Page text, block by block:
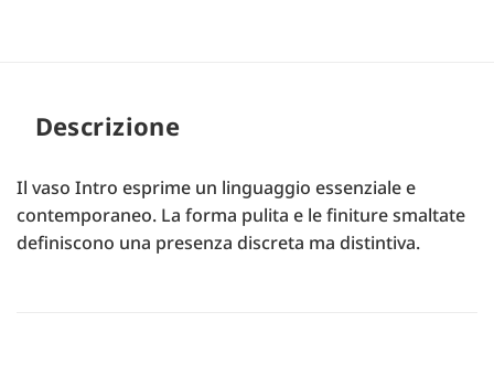
Descrizione
Il vaso Intro esprime un linguaggio essenziale e
contemporaneo. La forma pulita e le finiture smaltate
definiscono una presenza discreta ma distintiva.